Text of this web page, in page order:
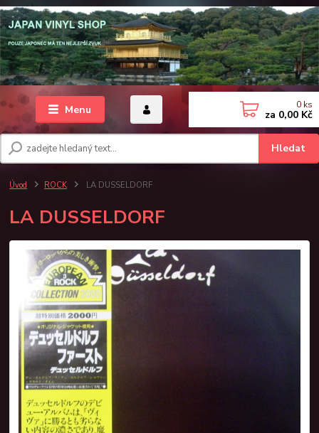
Menu
Hledat
0 ks
za 0,00 Kč
Úvod ROCK LA DUSSELDORF
LA DUSSELDORF